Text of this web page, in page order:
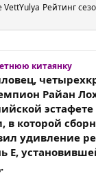
VettYulya Рейтинг
китаянку
Райан
эстафете
в которой
удивление
Е,